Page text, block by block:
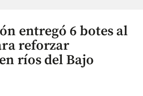
entregó 6 botes al
reforzar
ríos del Bajo